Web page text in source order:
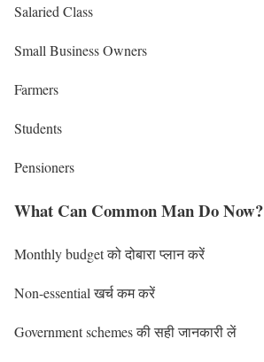
Salaried Class
Small Business Owners
Farmers
Students
Pensioners
What Can Common Man Do Now?
Monthly budget को दोबारा प्लान करें
Non-essential खर्च कम करें
Government schemes की सही जानकारी लें